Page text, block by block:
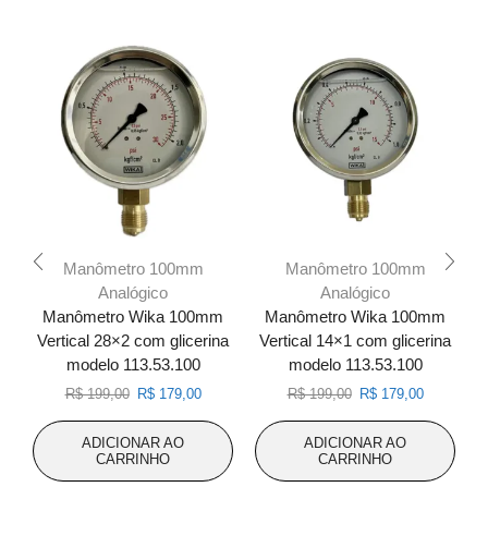
Manômetro 100mm
Analógico
Manômetro Wika 100mm
Vertical 28×2 com glicerina
modelo 113.53.100
R$199,00 O
original
era:
R$179,00O
atual
R$ 179,00.
ADICIONAR AO
CARRINHO
Manômetro 100mm
Analógico
Manômetro Wika 100mm
Vertical 14×1 com glicerina
modelo 113.53.100
R$199,00 O
original
era:
R$179,00O
atual
R$
ADICIONAR AO
CARRINHO